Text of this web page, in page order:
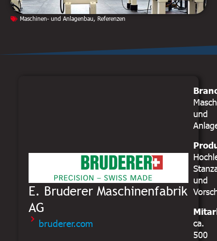
Maschinen- und Anlagenbau,Referenzen
E. Bruderer Maschinenfabrik
AG
bruderer.com
und
und
ca.
500